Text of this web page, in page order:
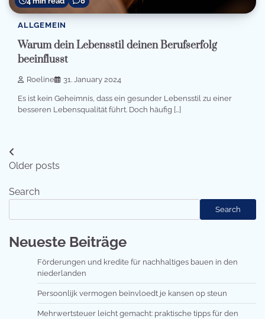
ALLGEMEIN
Warum dein Lebensstil deinen Berufserfolg
beeinflusst
Roeline 31. January 2024
Es ist kein Geheimnis, dass ein gesunder Lebensstil zu einer
besseren Lebensqualität führt. Doch häufig […]
Posts
navigation
Older posts
Search
Search
Neueste Beiträge
Förderungen und kredite für nachhaltiges bauen in den
niederlanden
Persoonlijk vermogen beïnvloedt je kansen op steun
Mehrwertsteuer leicht gemacht: praktische tipps für den